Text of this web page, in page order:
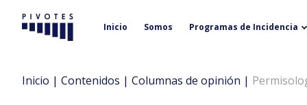
Pivotes Inicio Somos Programas de Incidencia
Inicio | Contenidos | Columnas de opinión |